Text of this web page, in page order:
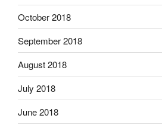
October 2018
September 2018
August 2018
July 2018
June 2018